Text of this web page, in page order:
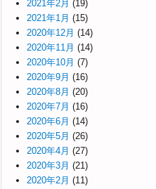
2021年2月 (19)
2021年1月 (15)
2020年12月 (14)
2020年11月 (14)
2020年10月 (7)
2020年9月 (16)
2020年8月 (20)
2020年7月 (16)
2020年6月 (14)
2020年5月 (26)
2020年4月 (27)
2020年3月 (21)
2020年2月 (11)